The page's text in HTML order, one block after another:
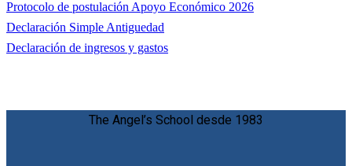
Protocolo de postulación Apoyo Económico 2026
Declaración Simple Antiguedad
Declaración de ingresos y gastos
The Angel’s School desde 1983